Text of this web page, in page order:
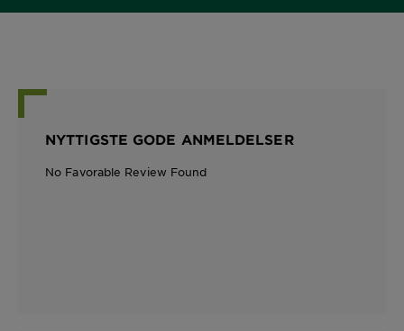
NYTTIGSTE GODE ANMELDELSER
No Favorable Review Found